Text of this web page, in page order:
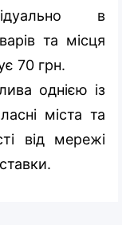
в
та місця
70 грн.
однією із
міста та
від мережі